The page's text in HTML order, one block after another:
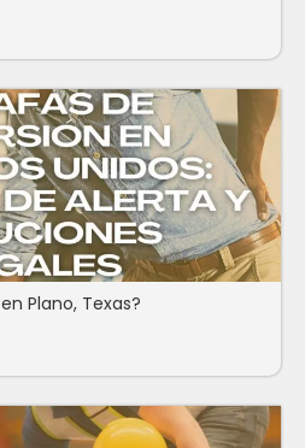
Plano, Texas?